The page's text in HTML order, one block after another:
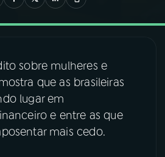
sobre mulheres e
que as brasileiras
lugar em
e entre as que
mais cedo.